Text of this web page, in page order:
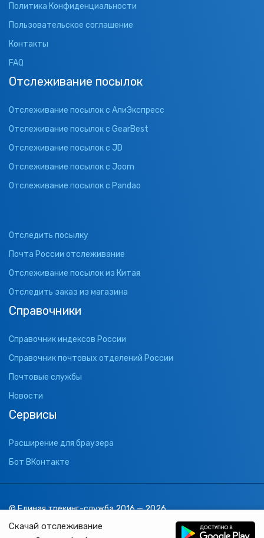
Скачай отслеживание
Политика Конфиденциальности
Пользовательское соглашение
Контакты
FAQ
Отслеживание посылок
Отслеживание посылок с АлиЭкспресс
Отслеживание посылок с GearBest
Отслеживание посылок с JD
Отслеживание посылок с Joom
Отслеживание посылок с Pandao
Отследить посылку
Почта России отслеживание
Отслеживание посылок из Китая
Отследить заказ из магазина
Справочники
Справочник индексов России
Справочник почтовых отделений России
Почтовые службы
Новости
Сервисы
Расширение для браузера
Бот ВКонтакте
© Единая трекинг-служба 2016 — 2026
support@1track.ru
1track.ru